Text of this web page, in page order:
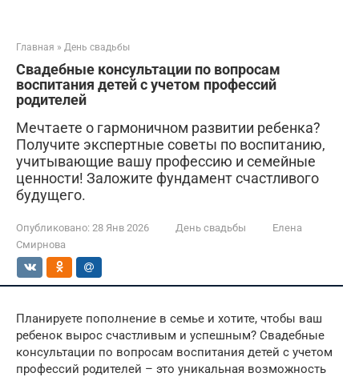
Главная » День свадьбы
Свадебные консультации по вопросам
воспитания детей с учетом профессий
родителей
Мечтаете о гармоничном развитии ребенка?
Получите экспертные советы по воспитанию,
учитывающие вашу профессию и семейные
ценности! Заложите фундамент счастливого
будущего.
Опубликовано: 28 Янв 2026 День свадьбы
Елена
Смирнова
Планируете пополнение в семье и хотите, чтобы ваш
ребенок вырос счастливым и успешным? Свадебные
консультации по вопросам воспитания детей с учетом
профессий родителей – это уникальная возможность